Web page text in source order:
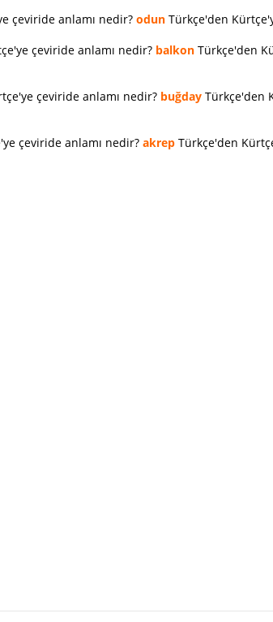
çeviride anlamı nedir? odun Türkçe'den
çeviride anlamı nedir? balkon Türkçe'den
çeviride anlamı nedir? buğday Türkçe'den
çeviride anlamı nedir? akrep Türkçe'den